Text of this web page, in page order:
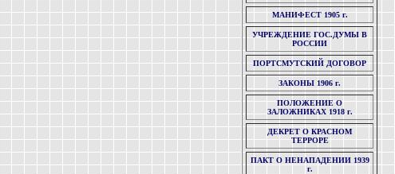
МАНИФЕСТ 1905 г.
УЧРЕЖДЕНИЕ ГОС.ДУМЫ В
РОССИИ
ПОРТСМУТСКИЙ ДОГОВОР
ЗАКОНЫ 1906 г.
ПОЛОЖЕНИЕ О
ЗАЛОЖНИКАХ 1918 г.
ДЕКРЕТ О КРАСНОМ
ТЕРРОРЕ
ПАКТ О НЕНАПАДЕНИИ 1939
г.